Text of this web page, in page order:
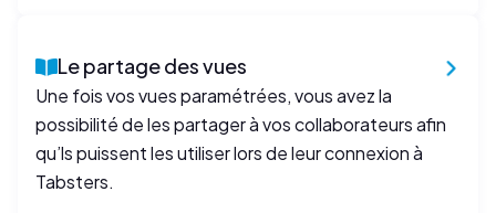
Le partage des vues
Une fois vos vues paramétrées, vous avez la
possibilité de les partager à vos collaborateurs afin
qu’ls puissent les utiliser lors de leur connexion à
Tabsters.